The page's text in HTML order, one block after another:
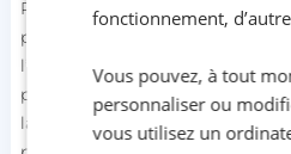
Pour rappel, la prévention
protéger efficacement contre le
l’utilisation du préservatif
pour t’encourager à te
la mutuelle HEYME propose un
fonctionnement,
Vous pouvez, à tout
personnaliser ou
vous utilisez un